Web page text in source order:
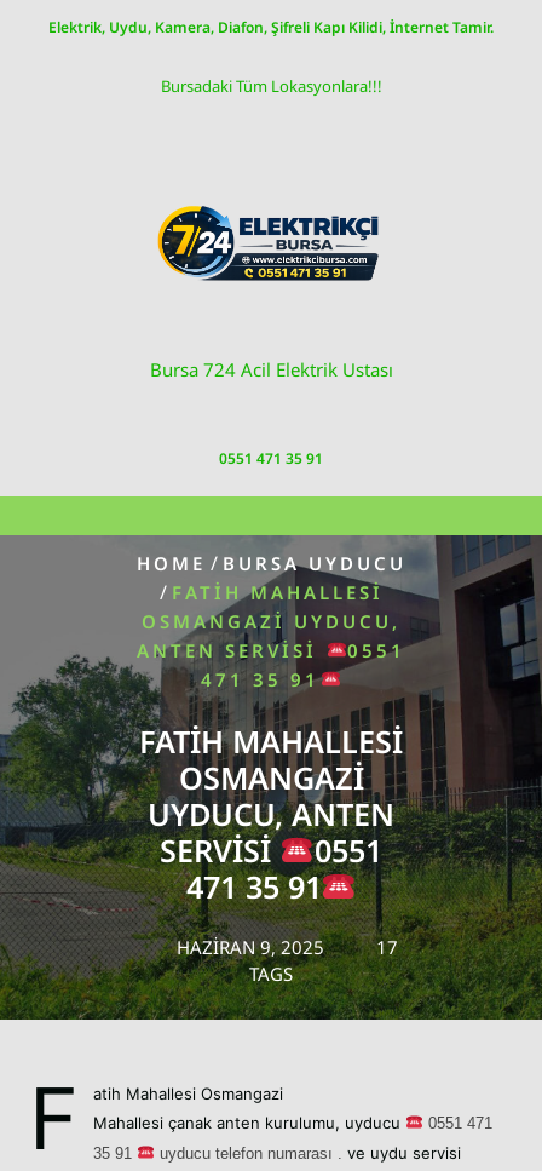
Elektrik, Uydu, Kamera, Diafon, Şifreli Kapı Kilidi, İnternet Tamir.
Bursadaki Tüm Lokasyonlara!!!
Bursa 724 Acil Elektrik Ustası
0551 471 35 91
HOME / BURSA UYDUCU
/ FATIH MAHALLESI
OSMANGAZI UYDUCU,
ANTEN SERVISI
0551
471 35 91
FATIH MAHALLESI
OSMANGAZI
UYDUCU, ANTEN
SERVISI
0551
471 35 91
HAZIRAN 9, 2025
17
TAGS
F
atih Mahallesi Osmangazi
Mahallesi çanak anten kurulumu, uyducu 0551 471
35 91
uyducu telefon numarası . ve uydu servisi